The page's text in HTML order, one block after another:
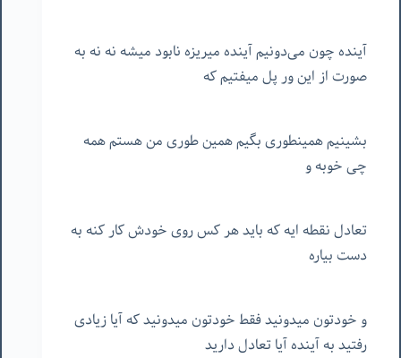
آینده چون می‌دونیم آینده میریزه نابود میشه نه نه به
صورت از این ور پل میفتیم که
بشینیم همینطوری بگیم همین طوری من هستم همه
چی خوبه و
تعادل نقطه ایه که باید هر کس روی خودش کار کنه به
دست بیاره
و خودتون میدونید فقط خودتون میدونید که آیا زیادی
رفتید به آینده آیا تعادل دارید